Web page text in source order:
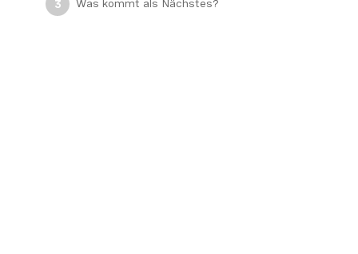
3
Was kommt als Nächstes?